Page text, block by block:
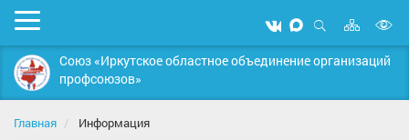
Мобильное
меню
Мы
вконтакте
Мы
в
MAX
Открыть
поиск
Карта
сайта
Союз «Иркутское областное объединение организаций
профсоюзов»
Главная Информация